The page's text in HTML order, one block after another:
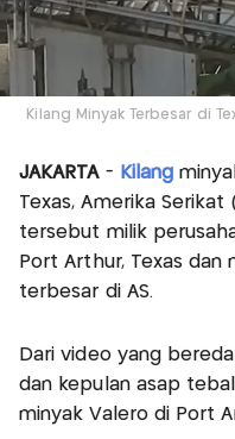
Kilang Minyak Terbesar di
JAKARTA - Kilang
Texas, Amerika Serikat
tersebut milik
Port Arthur, Texas dan
terbesar di AS.
Dari video yang
dan kepulan asap
minyak Valero di Port